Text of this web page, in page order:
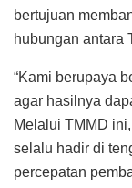
bertujuan
hubungan antara
“Kami berupaya
agar hasilnya
Melalui TMMD
selalu hadir di
percepatan